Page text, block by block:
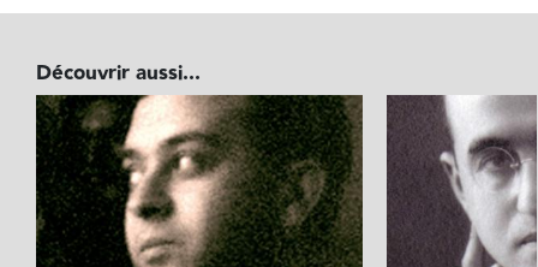
Découvrir aussi...